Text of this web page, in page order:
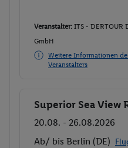
Veranstalter: ITS - DERTOUR
GmbH
Weitere Informationen
Veranstalters
Buchen
Superior Sea View
20.08. - 26.08.2026
Ab/ bis Berlin (DE)